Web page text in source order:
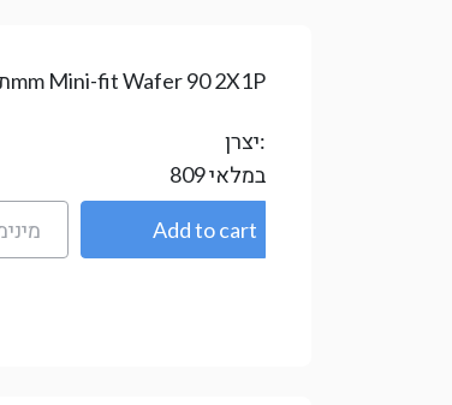
4.2mm Mini-fit Wafer 90 2X1P
יצרן:
809במלאי